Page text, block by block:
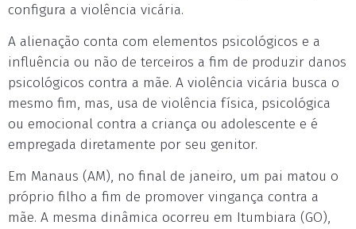
configura a violência vicária.
A alienação conta com elementos psicológicos e a
influência ou não de terceiros a fim de produzir danos
psicológicos contra a mãe. A violência vicária busca o
mesmo fim, mas, usa de violência física, psicológica
ou emocional contra a criança ou adolescente e é
empregada diretamente por seu genitor.
Em Manaus (AM), no final de janeiro, um pai matou o
próprio filho a fim de promover vingança contra a
mãe. A mesma dinâmica ocorreu em Itumbiara (GO),